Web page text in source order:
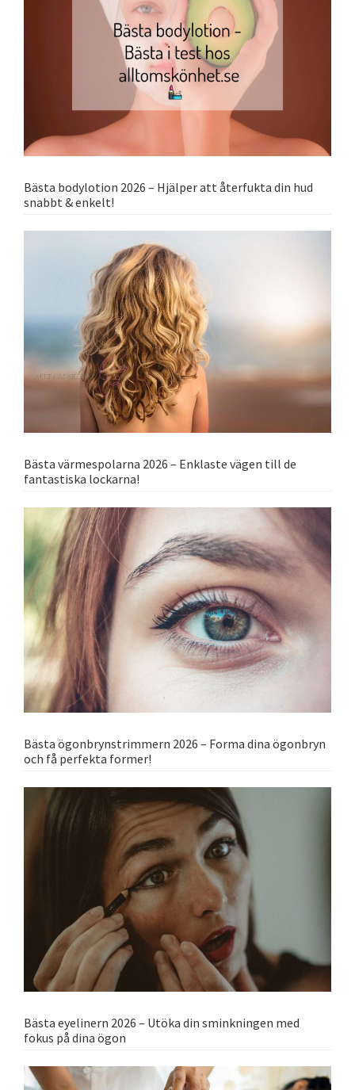
Bästa bodylotion 2026 – Hjälper att återfukta din hud
snabbt & enkelt!
Bästa värmespolarna 2026 – Enklaste vägen till de
fantastiska lockarna!
Bästa ögonbrynstrimmern 2026 – Forma dina ögonbryn
och få perfekta former!
Bästa eyelinern 2026 – Utöka din sminkningen med
fokus på dina ögon